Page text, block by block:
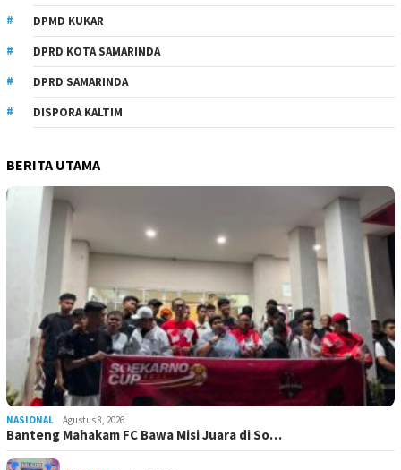
DPMD KUKAR
DPRD KOTA SAMARINDA
DPRD SAMARINDA
DISPORA KALTIM
BERITA UTAMA
NASIONAL Agustus 8, 2026
Banteng Mahakam FC Bawa Misi Juara di So…